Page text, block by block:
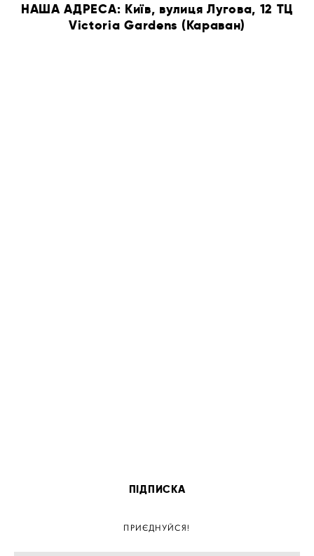
НАША АДРЕСА: Київ, вулиця Лугова, 12 ТЦ
Victoria Gardens (Караван)
ПІДПИСКА
ПРИЄДНУЙСЯ!